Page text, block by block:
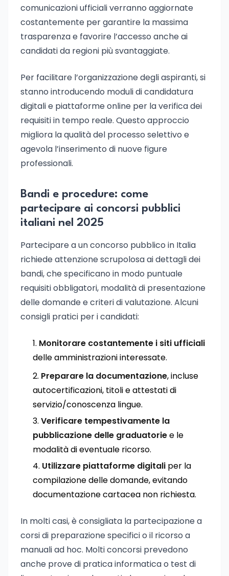
comunicazioni ufficiali verranno aggiornate
costantemente per garantire la massima
trasparenza e favorire l’accesso anche ai
candidati da regioni più svantaggiate.
Per facilitare l’organizzazione degli aspiranti, si
stanno introducendo moduli di candidatura
digitali e piattaforme online per la verifica dei
requisiti in tempo reale. Questo approccio
migliora la qualità del processo selettivo e
agevola l’inserimento di nuove figure
professionali.
Bandi e procedure: come
partecipare ai concorsi pubblici
italiani nel 2025
Partecipare a un concorso pubblico in Italia
richiede attenzione scrupolosa ai dettagli dei
bandi, che specificano in modo puntuale
requisiti obbligatori, modalità di presentazione
delle domande e criteri di valutazione. Alcuni
consigli pratici per i candidati:
Monitorare costantemente i siti ufficiali
delle amministrazioni interessate.
Preparare la documentazione, incluse
autocertificazioni, titoli e attestati di
servizio/conoscenza lingue.
Verificare tempestivamente la
pubblicazione delle graduatoriee le
modalità di eventuale ricorso.
Utilizzare piattaforme digitali per la
compilazione delle domande, evitando
documentazione cartacea non richiesta.
In molti casi, è consigliata la partecipazione a
corsi di preparazione specifici o il ricorso a
manuali ad hoc. Molti concorsi prevedono
anche prove di pratica informatica o test di